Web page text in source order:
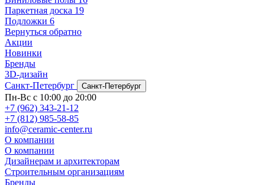
Паркетная доска 19
Подложки 6
Вернуться обратно
Акции
Новинки
Бренды
3D-дизайн
Санкт-Петербург
Санкт-Петербург
Пн-Вс с 10:00 до 20:00
+7 (962) 343-21-12
+7 (812) 985-58-85
info@ceramic-center.ru
О компании
О компании
Дизайнерам и архитекторам
Строительным организациям
Бренды